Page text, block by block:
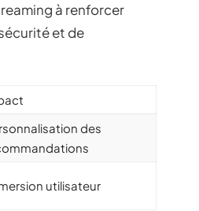
à renforcer
et de
des
utilisateur